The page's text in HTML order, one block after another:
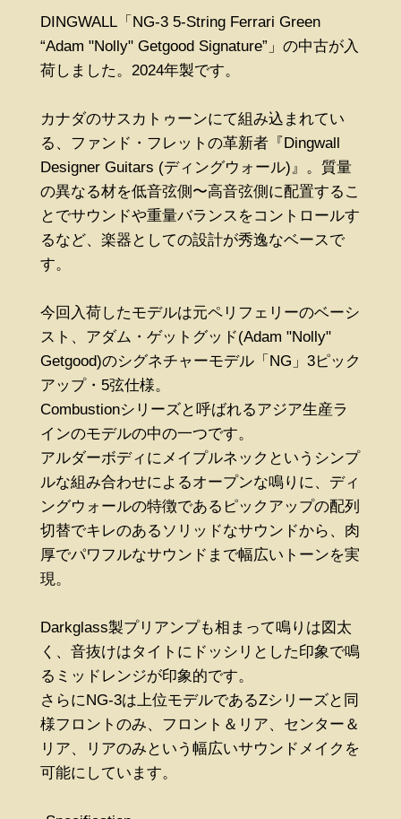
DINGWALL「NG-3 5-String Ferrari Green
“Adam "Nolly" Getgood Signature”」の中古が入
荷しました。2024年製です。
カナダのサスカトゥーンにて組み込まれてい
る、ファンド・フレットの革新者『Dingwall
Designer Guitars (ディングウォール)』。質量
の異なる材を低音弦側〜高音弦側に配置するこ
とでサウンドや重量バランスをコントロールす
るなど、楽器としての設計が秀逸なベースで
す。
今回入荷したモデルは元ペリフェリーのベーシ
スト、アダム・ゲットグッド(Adam "Nolly"
Getgood)のシグネチャーモデル「NG」3ピック
アップ・5弦仕様。
Combustionシリーズと呼ばれるアジア生産ラ
インのモデルの中の一つです。
アルダーボディにメイプルネックというシンプ
ルな組み合わせによるオープンな鳴りに、ディ
ングウォールの特徴であるピックアップの配列
切替でキレのあるソリッドなサウンドから、肉
厚でパワフルなサウンドまで幅広いトーンを実
現。
Darkglass製プリアンプも相まって鳴りは図太
く、音抜けはタイトにドッシリとした印象で鳴
るミッドレンジが印象的です。
さらにNG-3は上位モデルであるZシリーズと同
様フロントのみ、フロント＆リア、センター＆
リア、リアのみという幅広いサウンドメイクを
可能にしています。